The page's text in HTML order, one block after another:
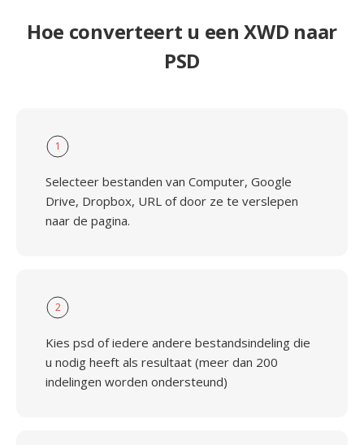
Hoe converteert u een XWD naar
PSD
1
Selecteer bestanden van Computer, Google
Drive, Dropbox, URL of door ze te verslepen
naar de pagina.
2
Kies psd of iedere andere bestandsindeling die
u nodig heeft als resultaat (meer dan 200
indelingen worden ondersteund)